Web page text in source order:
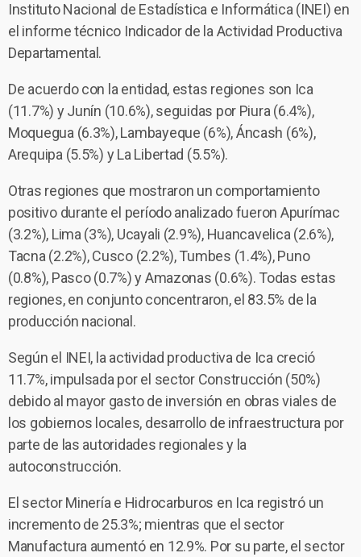
Instituto Nacional de Estadística e Informática (INEI) en
el informe técnico Indicador de la Actividad Productiva
Departamental.
De acuerdo con la entidad, estas regiones son Ica
(11.7%) y Junín (10.6%), seguidas por Piura (6.4%),
Moquegua (6.3%), Lambayeque (6%), Áncash (6%),
Arequipa (5.5%) y La Libertad (5.5%).
Otras regiones que mostraron un comportamiento
positivo durante el período analizado fueron Apurímac
(3.2%), Lima (3%), Ucayali (2.9%), Huancavelica (2.6%),
Tacna (2.2%), Cusco (2.2%), Tumbes (1.4%), Puno
(0.8%), Pasco (0.7%) y Amazonas (0.6%). Todas estas
regiones, en conjunto concentraron, el 83.5% de la
producción nacional.
Según el INEI, la actividad productiva de Ica creció
11.7%, impulsada por el sector Construcción (50%)
debido al mayor gasto de inversión en obras viales de
los gobiernos locales, desarrollo de infraestructura por
parte de las autoridades regionales y la
autoconstrucción.
El sector Minería e Hidrocarburos en Ica registró un
incremento de 25.3%; mientras que el sector
Manufactura aumentó en 12.9%. Por su parte, el sector